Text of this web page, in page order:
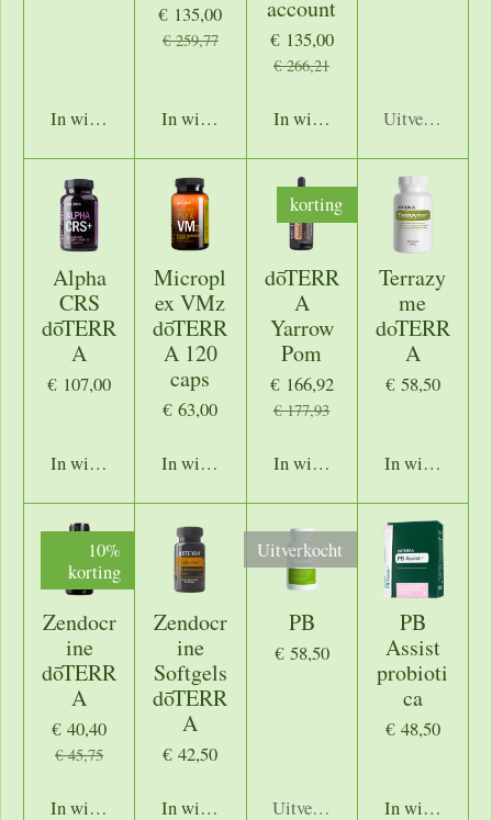
In winkelwagen
€ 135,00
€ 259,77
In winkelwagen
account
€ 135,00
€ 266,21
In winkelwagenUitverkocht
Alpha
CRS
dōTERR
A
€ 107,00
In winkelwagen
Micropl
ex VMz
dōTERR
A 120
caps
€ 63,00
In winkelwagen
korting
dōTERR
A
Yarrow
Pom
€ 166,92
€ 177,93
In winkelwagen
Terrazy
me
doTERR
A
€ 58,50
In
10%
korting
Zendocr
ine
dōTERR
A
€ 40,40
€ 45,75
In winkelwagen
Zendocr
ine
Softgels
dōTERR
A
€ 42,50
In winkelwagen
Uitverkocht
PB
€ 58,50
Uitverkocht
PB
Assist
probioti
ca
€ 48,50
In